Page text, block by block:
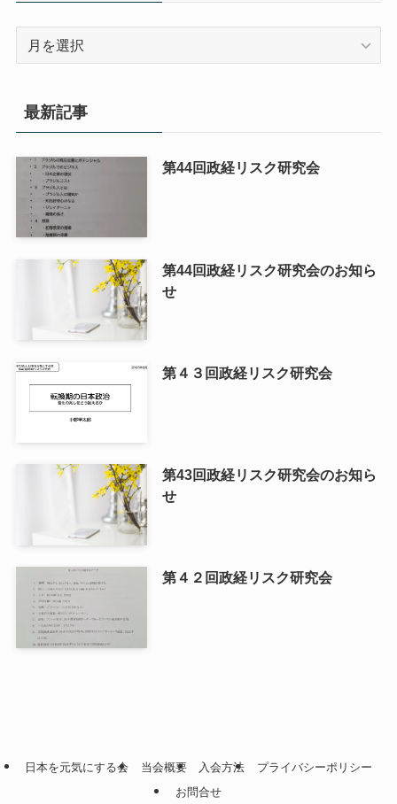
イ
最新記事
第44回政経リスク研究会
第44回政経リスク研究会のお知ら
せ
第４３回政経リスク研究会
第43回政経リスク研究会のお知ら
せ
第４２回政経リスク研究会
日本を元気にする会 当会概要 入会方法
プライバシーポリシー
お問合せ